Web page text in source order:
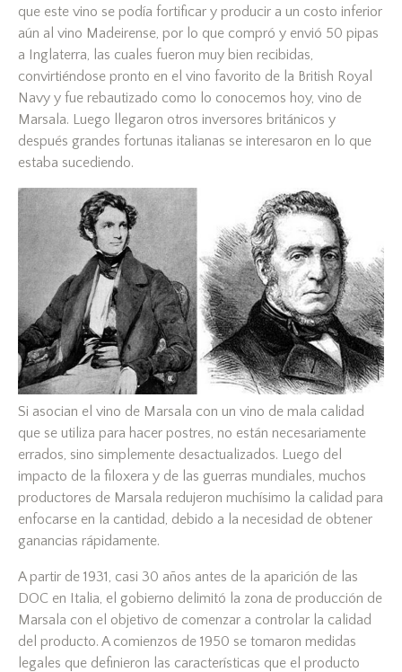
que este vino se podía fortificar y producir a un costo inferior
aún al vino Madeirense, por lo que compró y envió 50 pipas
a Inglaterra, las cuales fueron muy bien recibidas,
convirtiéndose pronto en el vino favorito de la British Royal
Navy y fue rebautizado como lo conocemos hoy, vino de
Marsala. Luego llegaron otros inversores británicos y
después grandes fortunas italianas se interesaron en lo que
estaba sucediendo.
Si asocian el vino de Marsala con un vino de mala calidad
que se utiliza para hacer postres, no están necesariamente
errados, sino simplemente desactualizados. Luego del
impacto de la filoxera y de las guerras mundiales, muchos
productores de Marsala redujeron muchísimo la calidad para
enfocarse en la cantidad, debido a la necesidad de obtener
ganancias rápidamente.
A partir de 1931, casi 30 años antes de la aparición de las
DOC en Italia, el gobierno delimitó la zona de producción de
Marsala con el objetivo de comenzar a controlar la calidad
del producto. A comienzos de 1950 se tomaron medidas
legales que definieron las características que el producto